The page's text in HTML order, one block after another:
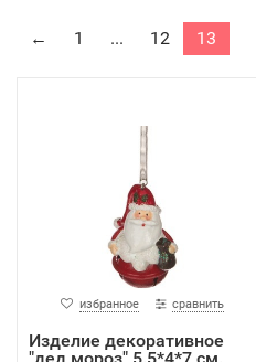
← 1 ... 12 13
избранное сравнить
Изделие декоративное